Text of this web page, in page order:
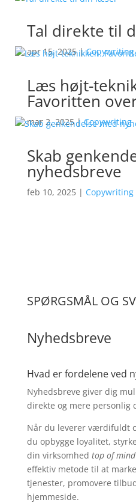
Tal direkte til
apr 15, 2025|Copywriting
Læs højt-
Favoritten
mar 2, 2025|Copywriting
Skab
nyhedsbreve
feb 10, 2025| Copywriting
SPØRGSMÅL OG
Nyhedsbreve
Hvad er fordelene ved
Nyhedsbreve giver dig
direkte og mere personlig
Når du leverer værdifuldt
du opbygge loyalitet,
din virksomhed top of mind
effektiv metode til at
tjenester, promovere
hjemmeside.